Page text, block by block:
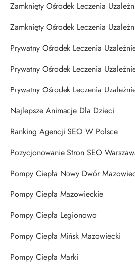
Zamknięty Ośrodek Leczenia
Zamknięty Ośrodek Leczenia
Prywatny Ośrodek Leczenia
Prywatny Ośrodek Leczenia
Prywatny Ośrodek Leczenia
Najlepsze Animacje Dla Dzieci
Ranking Agencji SEO W Polsce
Pozycjonowanie Stron SEO
Pompy Ciepła Nowy Dwór
Pompy Ciepła Mazowieckie
Pompy Ciepła Legionowo
Pompy Ciepła Mińsk Mazowiecki
Pompy Ciepła Marki